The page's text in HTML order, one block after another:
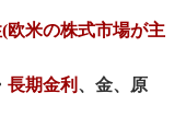
欧米の株式市場が主
長期金利 、金、原